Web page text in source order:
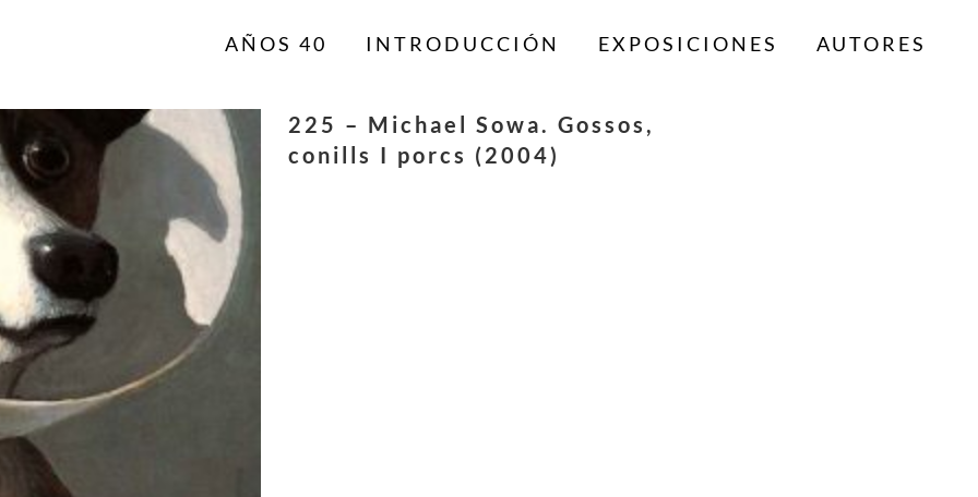
AÑOS 40 INTRODUCCIÓN EXPOSICIONES AUTORES
225 – Michael Sowa. Gossos,
conills I porcs (2004)